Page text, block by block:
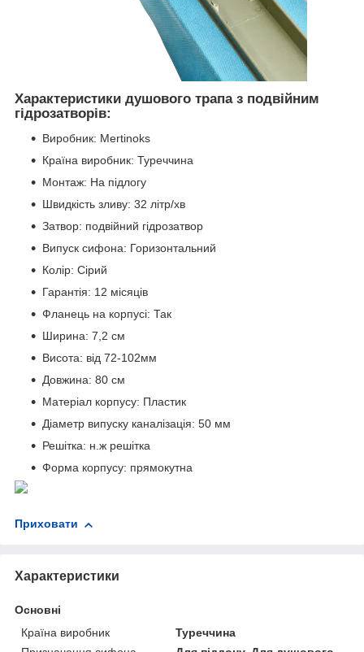
Характеристики душового трапа з подвійним
гідрозатворів:
Виробник: Mertinoks
Країна виробник: Туреччина
Монтаж: На підлогу
Швидкість зливу: 32 літр/хв
Затвор: подвійний гідрозатвор
Випуск сифона: Горизонтальний
Колір: Сірий
Гарантія: 12 місяців
Фланець на корпусі: Так
Ширина: 7,2 см
Висота: від 72-102мм
Довжина: 80 см
Матеріал корпусу: Пластик
Діаметр випуску каналізація: 50 мм
Решітка: н.ж решітка
Форма корпусу: прямокутна
Приховати
Характеристики
Основні
Країна виробник
Туреччина